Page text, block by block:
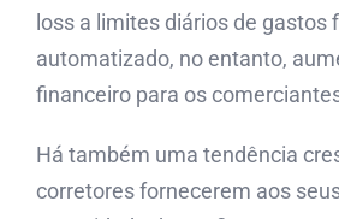
loss a limites diários de gastos
automatizado, no entanto,
financeiro para os
Há também uma tendência
corretores fornecerem aos